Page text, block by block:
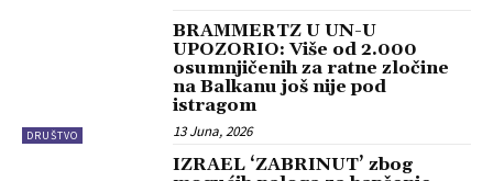
DRUŠTVO
BRAMMERTZ U UN-U
UPOZORIO: Više od 2.000
osumnjičenih za ratne zločine
na Balkanu još nije pod
istragom
13 Juna, 2026
IZRAEL ‘ZABRINUT’ zbog